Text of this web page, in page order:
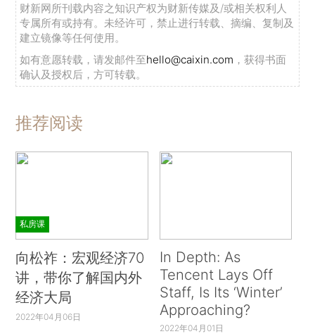
财新网所刊载内容之知识产权为财新传媒及/或相关权利人
专属所有或持有。未经许可，禁止进行转载、摘编、复制及
建立镜像等任何使用。
如有意愿转载，请发邮件至hello@caixin.com ，获得书面
确认及授权后，方可转载。
推荐阅读
私房课
向松祚：宏观经济70
讲，带你了解国内外
经济大局
2022年04月06日
In Depth: As
Tencent Lays Off
Staff, Is Its ‘Winter’
Approaching?
2022年04月01日